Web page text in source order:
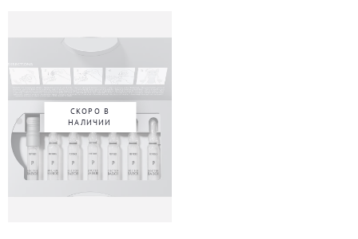
СКОРО В
НАЛИЧИИ